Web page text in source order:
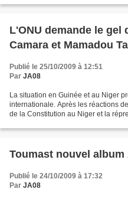
L'ONU demande le gel
Camara et Mamadou
Publié le 25/10/2009 à 12:51
Par JA08
La situation en Guinée et au Niger
internationale. Après les réactions
de la Constitution au Niger et la
Toumast nouvel album
Publié le 24/10/2009 à 17:32
Par JA08